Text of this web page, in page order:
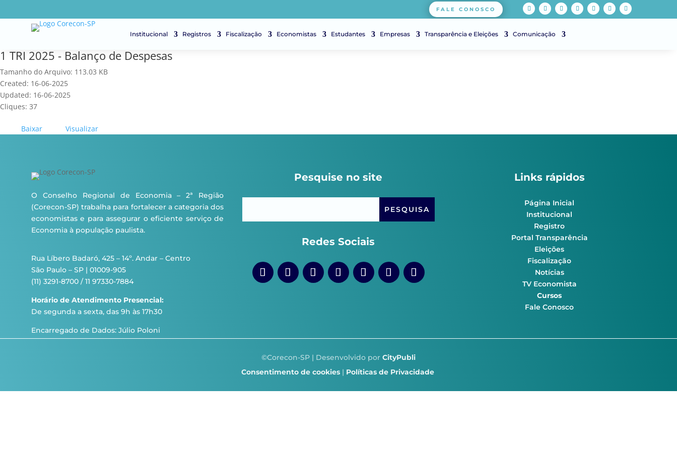
FALE CONOSCO
Institucional Registros Fiscalização Economistas Estudantes Empresas Transparência e Eleições Comunicação
1 TRI 2025 - Balanço de Despesas
Tamanho do Arquivo: 113.03 KB
Created: 16-06-2025
Updated: 16-06-2025
Cliques: 37
Baixar Visualizar
O Conselho Regional de Economia – 2ª Região
(Corecon-SP) trabalha para fortalecer a categoria dos
economistas e para assegurar o eficiente serviço de
Economia à população paulista.
Rua Líbero Badaró, 425 – 14º. Andar – Centro
São Paulo – SP | 01009-905
(11) 3291-8700 / 11 97330-7884
Horário de Atendimento Presencial:
De segunda a sexta, das 9h às 17h30
Encarregado de Dados: Júlio Poloni
Pesquise no site
Redes Sociais
Links rápidos
Página Inicial
Institucional
Registro
Portal Transparência
Eleições
Fiscalização
Notícias
TV Economista
Cursos
Fale Conosco
©Corecon-SP | Desenvolvido por CityPubli
Consentimento de cookies| Políticas de Privacidade